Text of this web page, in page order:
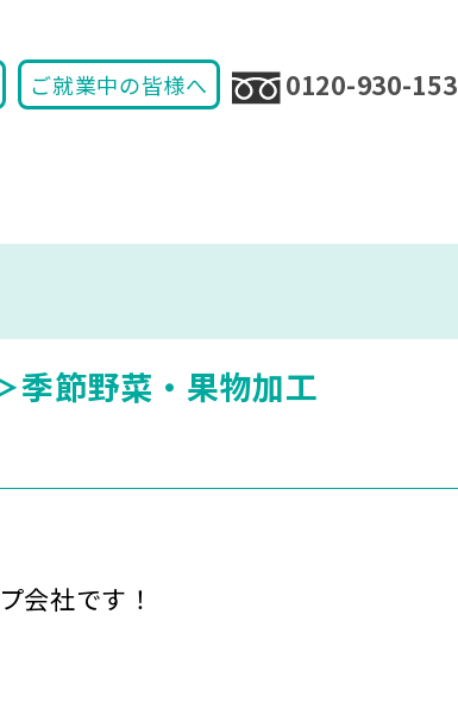
ご就業中の皆様へ 0120-930-153
季節野菜・果物加工
会社です！